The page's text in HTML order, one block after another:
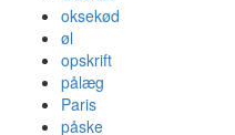
oksekød
øl
opskrift
pålæg
Paris
påske